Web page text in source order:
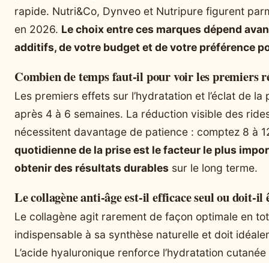
rapide. Nutri&Co, Dynveo et Nutripure figurent
en 2026. Le choix entre ces marques dépend
additifs, de votre budget et de votre préférence
Combien de temps faut-il pour voir les premiers
Les premiers effets sur l’hydratation et l’éclat de
après 4 à 6 semaines. La réduction visible des
nécessitent davantage de patience : comptez 8 à
quotidienne de la prise est le facteur le plus
obtenir des résultats durables sur le long terme.
Le collagène anti-âge est-il efficace seul ou doit-il
Le collagène agit rarement de façon optimale en
indispensable à sa synthèse naturelle et doit
L’acide hyaluronique renforce l’hydratation